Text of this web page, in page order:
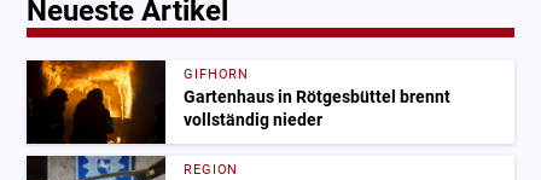
Neueste Artikel
GIFHORN
Gartenhaus in Rötgesbüttel brennt
vollständig nieder
REGION